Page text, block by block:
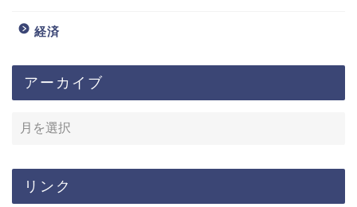
経済
アーカイブ
リンク